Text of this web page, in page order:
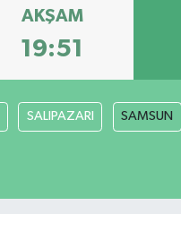
AKŞAM
19:51
SALIPAZARI SAMSUN